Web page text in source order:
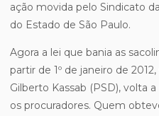
ação movida pelo Sindicato
do Estado de São Paulo.
Agora a lei que bania as
partir de 1º de janeiro de
Gilberto Kassab (PSD), volta
os procuradores. Quem